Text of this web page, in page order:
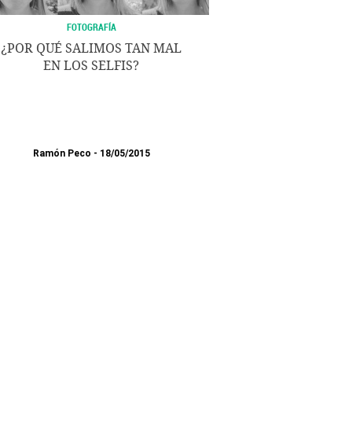
FOTOGRAFÍA
¿POR QUÉ SALIMOS TAN MAL
EN LOS SELFIS?
Ramón Peco 18/05/2015